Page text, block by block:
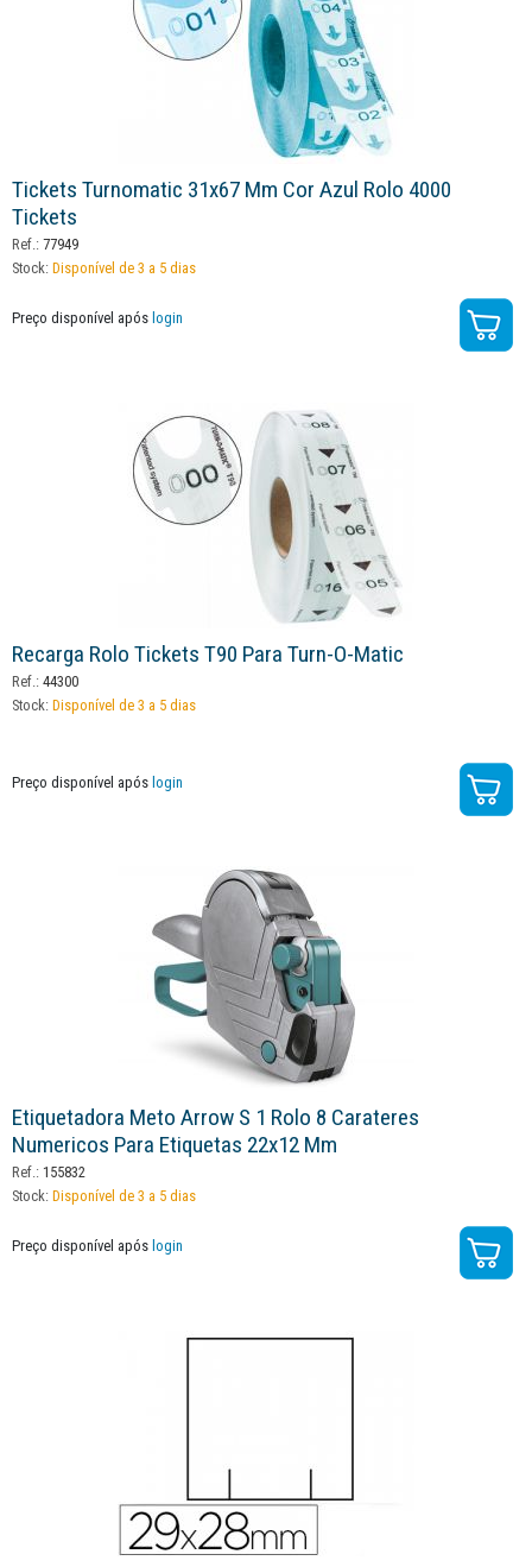
Tickets Turnomatic 31x67 Mm Cor Azul Rolo 4000
Tickets
Ref.: 77949
Stock: Disponível de 3 a 5 dias
Preço disponível após login
Recarga Rolo Tickets T90 Para Turn-O-Matic
Ref.: 44300
Stock: Disponível de 3 a 5 dias
Preço disponível após login
Etiquetadora Meto Arrow S 1 Rolo 8 Carateres
Numericos Para Etiquetas 22x12 Mm
Ref.: 155832
Stock: Disponível de 3 a 5 dias
Preço disponível após login